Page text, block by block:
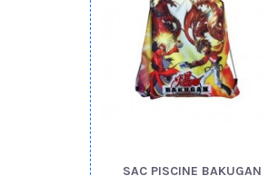
SAC PISCINE BAKUGAN